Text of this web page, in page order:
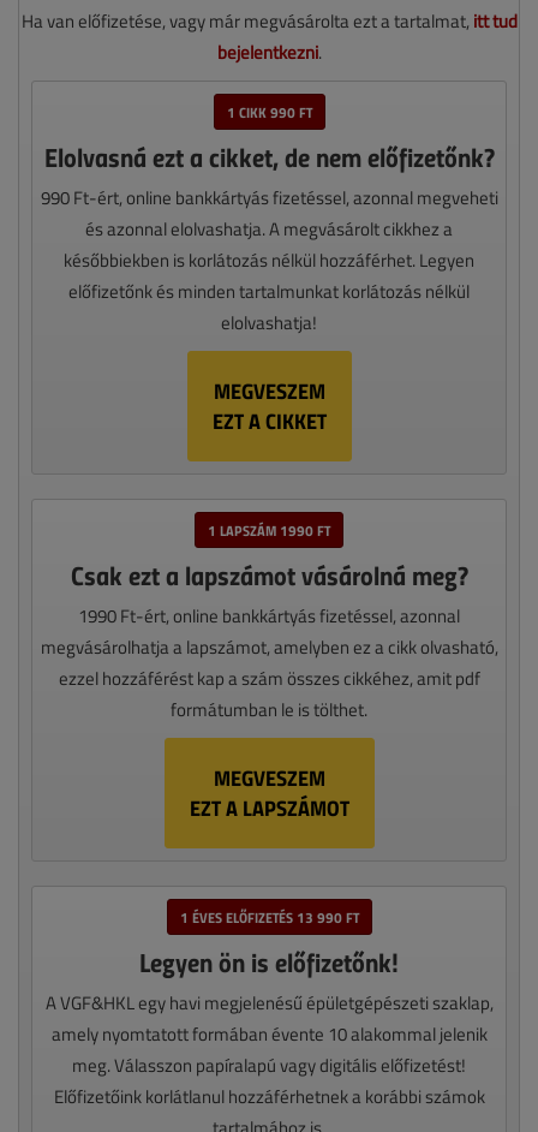
Ha van előfizetése, vagy már megvásárolta ezt a tartalmat, itt tud
bejelentkezni.
1 CIKK 990 FT
Elolvasná ezt a cikket, de nem előfizetőnk?
990 Ft-ért, online bankkártyás fizetéssel, azonnal megveheti
és azonnal elolvashatja. A megvásárolt cikkhez a
későbbiekben is korlátozás nélkül hozzáférhet. Legyen
előfizetőnk és minden tartalmunkat korlátozás nélkül
elolvashatja!
MEGVESZEM
EZT A CIKKET
1 LAPSZÁM 1990 FT
Csak ezt a lapszámot vásárolná meg?
1990 Ft-ért, online bankkártyás fizetéssel, azonnal
megvásárolhatja a lapszámot, amelyben ez a cikk olvasható,
ezzel hozzáférést kap a szám összes cikkéhez, amit pdf
formátumban le is tölthet.
MEGVESZEM
EZT A LAPSZÁMOT
1 ÉVES ELŐFIZETÉS 13 990 FT
Legyen ön is előfizetőnk!
A VGF&HKL egy havi megjelenésű épületgépészeti szaklap,
amely nyomtatott formában évente 10 alakommal jelenik
meg. Válasszon papíralapú vagy digitális előfizetést!
Előfizetőink korlátlanul hozzáférhetnek a korábbi számok